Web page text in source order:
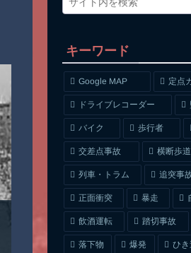
キーワード
Google MAP 定点
ドライブレコーダー
バイク 歩行者
交差点事故 横断歩道
列車・トラム 追突事
正面衝突 暴走
飲酒運転 踏切事故
落下物 爆発 ひ